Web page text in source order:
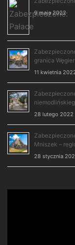
9 maja 2022
granica Węgier
11 kwietnia
28 lutego 2022
Mniszek –
28 stycznia